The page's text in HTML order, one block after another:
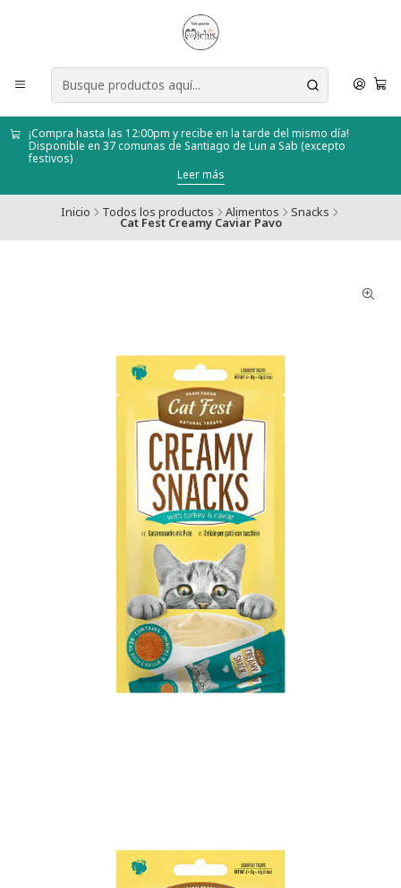
¡Compra hasta las 12:00pm y recibe en la tarde del mismo día!
Disponible en 37 comunas de Santiago de Lun a Sab (excepto
festivos)
Leer más
Inicio Todos los productos Alimentos Snacks
Cat Fest Creamy Caviar Pavo